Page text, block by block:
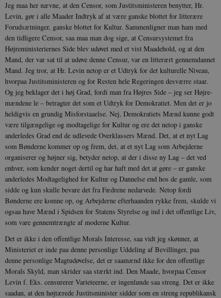
Jeg maa her nævne, at den Censor, som Justitsministeren benytter, Hr.
Levin, gør i alle Maader Indtryk af at være ganske blottet for litterære
Forudsætnin­ger, ganske blottet for Kultur. Sammen­ligner man ham med
den tidligere Censor, saa maa man dog sige, at Censursystemet fra
Højreministeriernes Side blev udøvet med et vist Maadehold, og at den
Mand, der var sat til at udøve denne Censur, var en litterært gennemdannet
Mand. Jeg tror, at Hr. Levin netop er et Udtryk for det kulturelle Niveau,
hvorpaa Justitsministeren og for Resten hele Regeringen desværre staar.
Og jeg beklager det i høj Grad, fordi man fra Højres Side – jeg ser Højre­
mændene le – betragter det som et Ud­tryk for Demokratiet. Men det er jo
hel­digvis en grundig Misforstaaelse. Nej, Demokratiets Mænd kunne godt
være til­gængelige og modtagelige for Kultur og ere det netop i ganske
anderledes Grad end de udlevede Overklassers Mænd. Det, at et nyt Lag
som Bønderne kommer op og frem, det, at et nyt Lag som Arbej­derne
organiserer og højner sig, betyder netop, at der i disse ny Lag – det ved
enhver, som kender noget dertil og har haft med det at gøre – er ganske
ander­ledes Modtagelighed for Kultur og Dan­nelse end hos de gamle, som
sidde og kun skulle bevare det fra Fædrene nedarvede. Netop fordi
Bønderne ere komne op, og Arbejderne efterhaanden rykke frem, skulde vi
ogsaa have Mænd i Spidsen for Statens Styrelse og ind i det offentlige Liv,
som vare gennemtrængte af moderne Kultur.
Det er ikke i den offentlige Morals Interesse, saa vidt jeg skønner, at
Mini­steriet er inde paa denne personlige Ud­deling af Bevillinger, paa
denne personlige Magtudøvelse, det er saamænd ikke for den offentlige
Morals Skyld, man skrider saa stærkt ind. Den Maade, hvorpaa Cen­sor
Levin f. Eks. censurerer Varieteerne, er ingenlunde saa streng. Det er ikke
saa­dan, at den højtærede Justitsminister sidder som en streng republikansk